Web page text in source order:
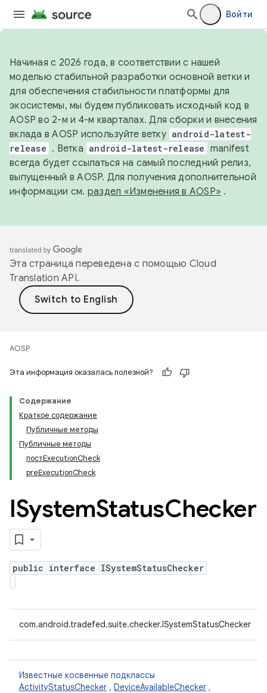
Войти
Начиная с 2026 года, в соответствии с нашей
моделью стабильной разработки основной ветки и
для обеспечения стабильности платформы для
экосистемы, мы будем публиковать исходный код в
AOSP во 2-м и 4-м кварталах. Для сборки и внесения
вклада в AOSP используйте ветку android-latest-
release . Ветка android-latest-release manifest
всегда будет ссылаться на самый последний релиз,
выпущенный в AOSP. Для получения дополнительной
информации см. раздел «Изменения в AOSP» .
Эта страница переведена с помощью Cloud
Translation API.
AOSP
Эта информация оказалась полезной?
Содержание
Краткое содержание
Публичные методы
Публичные методы
постExecutionCheck
preExecutionCheck
ISystemStatusChecker
public interface ISystemStatusChecker
com.android.tradefed.suite.checker.ISystemStatusChecker
Известные косвенные подклассы
ActivityStatusChecker , DeviceAvailableChecker ,